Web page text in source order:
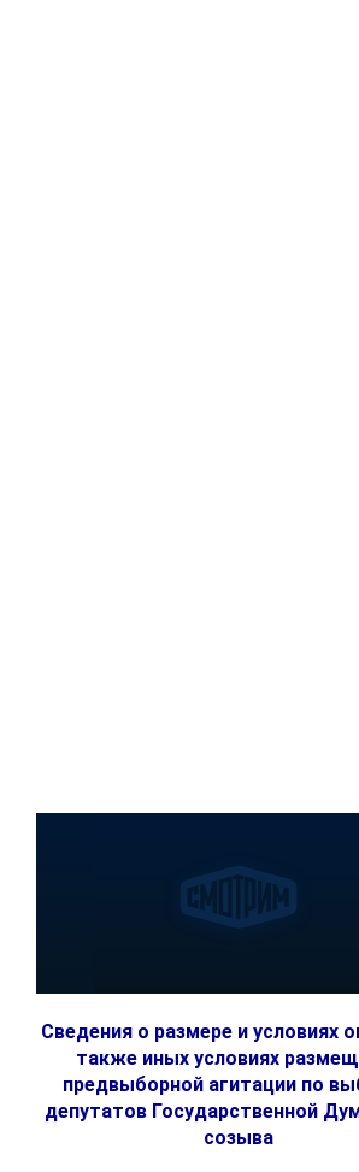
Сведения о размере и условиях
также иных условиях
предвыборной агитации по
депутатов Государственной
созыва